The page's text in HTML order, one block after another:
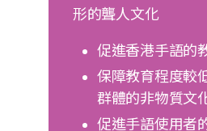
形的聾人文化
促進香港手語的
保障教育程度較
群體的非物質文
促進手語使用者